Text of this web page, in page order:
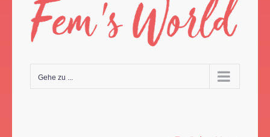
Gehe zu ...